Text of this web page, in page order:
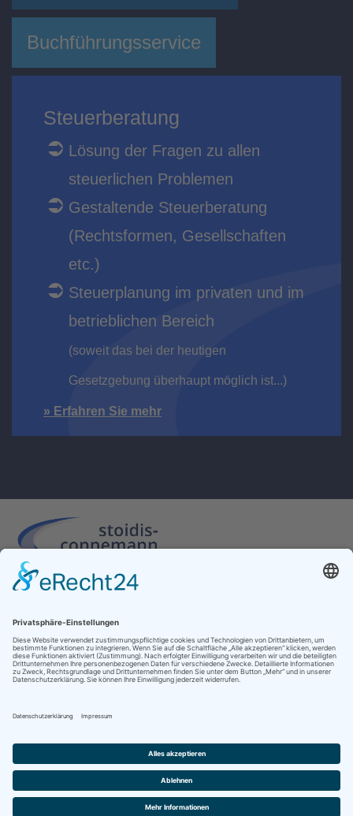
Buchführungsservice
Steuerberatung
Lösung der Fragen zu allen
steuerlichen Problemen
Gestaltende Steuerberatung
(Rechtsformen, Gesellschaften
etc.)
Steuerplanung im privaten und im
betrieblichen Bereich
(soweit das bei der heutigen
Gesetzgebung überhaupt möglich ist...)
» Erfahren Sie mehr
Steuerberaterin
Heisfelder Str. 120
26789 Leer
Tel. 0491 / 39 64
Fax. 0491 / 39 43